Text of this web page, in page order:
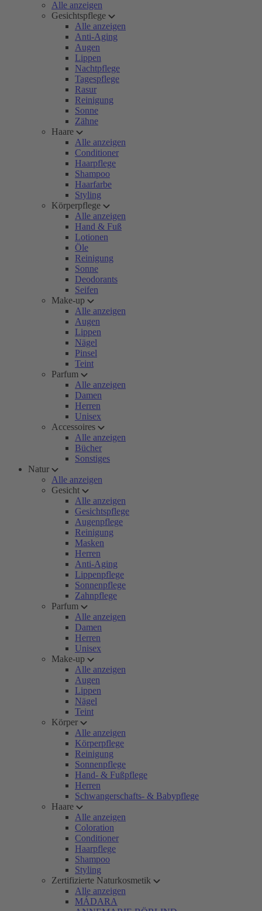
Alle anzeigen
Gesichtspflege
Alle anzeigen
Anti-Aging
Augen
Lippen
Nachtpflege
Tagespflege
Rasur
Reinigung
Sonne
Zähne
Haare
Alle anzeigen
Conditioner
Haarpflege
Shampoo
Haarfarbe
Styling
Körperpflege
Alle anzeigen
Hand & Fuß
Lotionen
Öle
Reinigung
Sonne
Deodorants
Seifen
Make-up
Alle anzeigen
Augen
Lippen
Nägel
Pinsel
Teint
Parfum
Alle anzeigen
Damen
Herren
Unisex
Accessoires
Alle anzeigen
Bücher
Sonstiges
Natur
Alle anzeigen
Gesicht
Alle anzeigen
Gesichtspflege
Augenpflege
Reinigung
Masken
Herren
Anti-Aging
Lippenpflege
Sonnenpflege
Zahnpflege
Parfum
Alle anzeigen
Damen
Herren
Unisex
Make-up
Alle anzeigen
Augen
Lippen
Nägel
Teint
Körper
Alle anzeigen
Körperpflege
Reinigung
Sonnenpflege
Hand- & Fußpflege
Herren
Schwangerschafts- & Babypflege
Haare
Alle anzeigen
Coloration
Conditioner
Haarpflege
Shampoo
Styling
Zertifizierte Naturkosmetik
Alle anzeigen
MÁDARA